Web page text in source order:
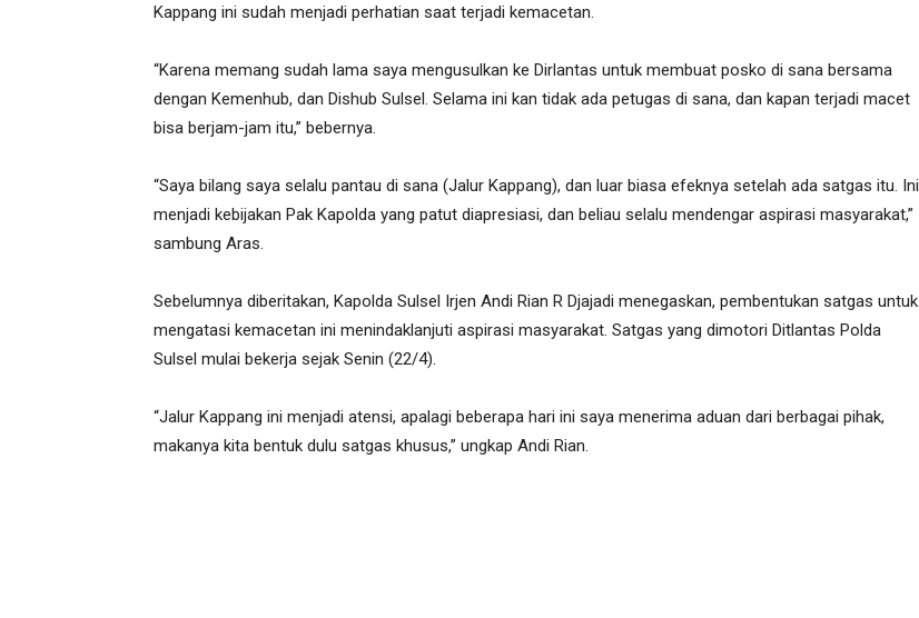
Kappang ini sudah menjadi perhatian saat terjadi kemacetan.
“Karena memang sudah lama saya mengusulkan ke Dirlantas untuk membuat posko di sana bersama
dengan Kemenhub, dan Dishub Sulsel. Selama ini kan tidak ada petugas di sana, dan kapan terjadi macet
bisa berjam-jam itu,” bebernya.
“Saya bilang saya selalu pantau di sana (Jalur Kappang), dan luar biasa efeknya setelah ada satgas itu. Ini
menjadi kebijakan Pak Kapolda yang patut diapresiasi, dan beliau selalu mendengar aspirasi masyarakat,”
sambung Aras.
Sebelumnya diberitakan, Kapolda Sulsel Irjen Andi Rian R Djajadi menegaskan, pembentukan satgas untuk
mengatasi kemacetan ini menindaklanjuti aspirasi masyarakat. Satgas yang dimotori Ditlantas Polda
Sulsel mulai bekerja sejak Senin (22/4).
“Jalur Kappang ini menjadi atensi, apalagi beberapa hari ini saya menerima aduan dari berbagai pihak,
makanya kita bentuk dulu satgas khusus,” ungkap Andi Rian.